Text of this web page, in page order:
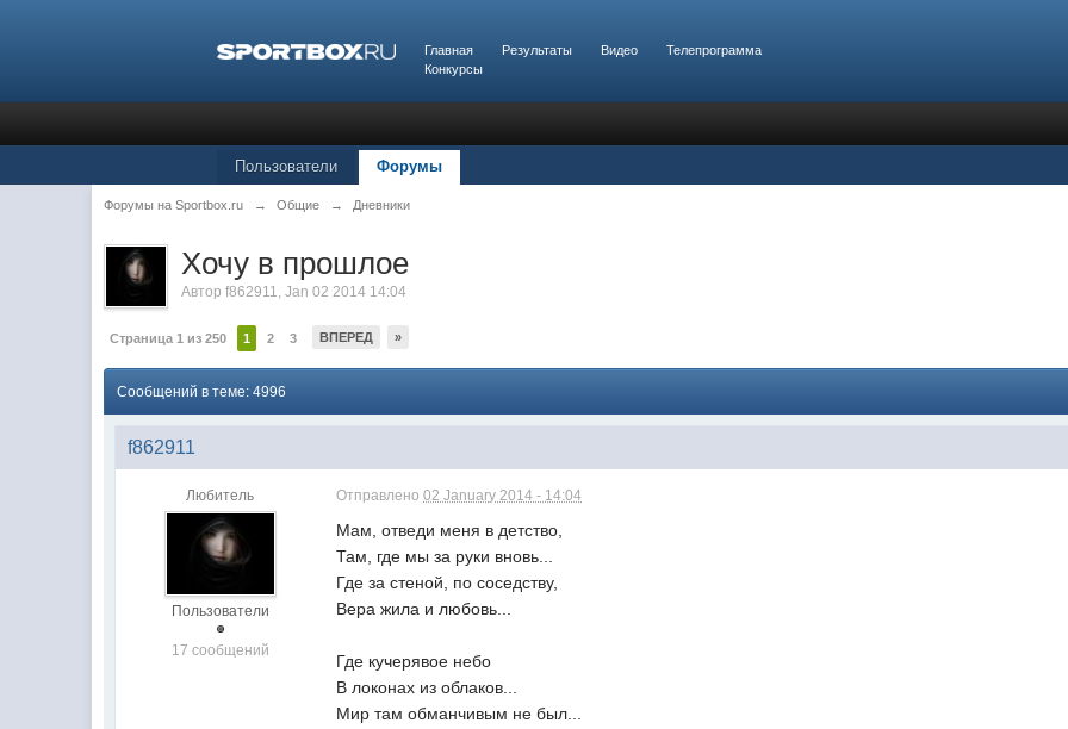
Главная Результаты Видео
Телепрограмма
Конкурсы
Пользователи Форумы
Форумы на Sportbox.ru → Общие → Дневники
Хочу в прошлое
Авторf862911,Jan 02 2014 14:04
Страница 1 из 250 1 2 3 ВПЕРЕД »
Сообщений в теме: 4996
f862911
Любитель
Пользователи
17 сообщений
Отправлено02 January 2014 - 14:04
Мам, отведи меня в детство,
Там, где мы за руки вновь...
Где за стеной, по соседству,
Вера жила и любовь...
Где кучерявое небо
В локонах из облаков...
Мир там обманчивым не был...